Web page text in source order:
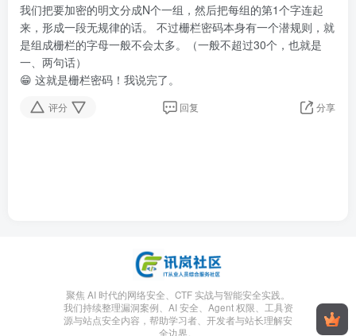
我们把要加密的明文分成N个一组，然后把每组的第1个字连起
来，形成一段无规律的话。 不过栅栏密码本身有一个潜规则，就
是组成栅栏的字母一般不会太多。（一般不超过30个，也就是
一、两句话）
😁 这就是栅栏密码！我说完了。
评分 回复 分享
聚焦 AI 时代的网络安全、CTF 实战与智能安全实践。
我们持续整理漏洞案例、AI 安全、Agent 权限、工具资
源与站点安全内容，帮助学习者、开发者与站长理解安
全边界。